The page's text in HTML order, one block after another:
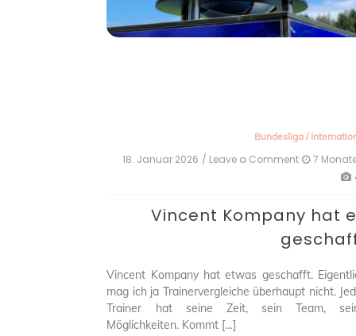
Bundesliga /
18. Januar 2026 / Leave a Comment on
es
geschafft
7
Vincent Kompany hat
Vincent Kompany hat etwas geschafft.
mag ich ja Trainervergleiche überhaupt nicht.
Trainer hat seine Zeit, sein Team,
Möglichkeiten. Kommt […]